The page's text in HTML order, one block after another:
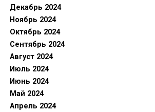
Декабрь 2024
Ноябрь 2024
Октябрь 2024
Сентябрь 2024
Август 2024
Июль 2024
Июнь 2024
Май 2024
Апрель 2024